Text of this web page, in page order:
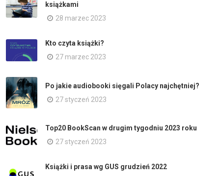
książkami
28 marzec 2023
Kto czyta książki?
27 marzec 2023
Po jakie audiobooki sięgali Polacy najchętniej?
27 styczeń 2023
Top20 BookScan w drugim tygodniu 2023 roku
27 styczeń 2023
Książki i prasa wg GUS grudzień 2022